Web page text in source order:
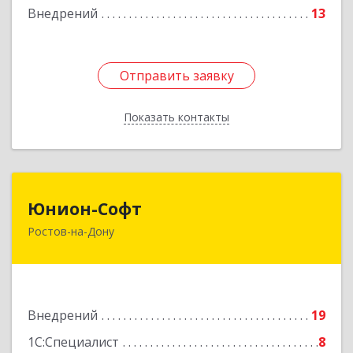
Внедрений 13
Отправить заявку
Показать контакты
Подробнее
Отправить заявку
Назад
Юнион-Софт
Ростов-на-Дону
Внедрений
19
1С:Специалист
8
344002, Ростовская обл, Ростов-на-Дону г,